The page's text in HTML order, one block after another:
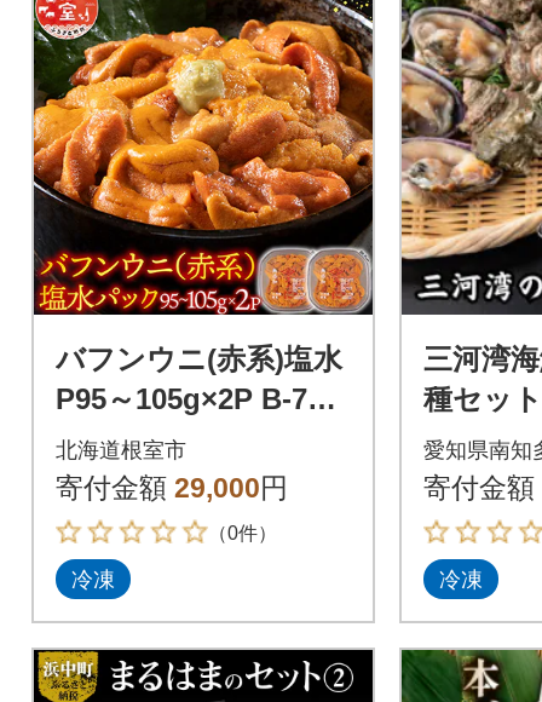
バフンウニ(赤系)塩水
P95～105g×2P B-740
02
北海道根室市
寄付金額 29,000円
（0件）
冷凍
三河湾
種セッ
コ)、大
エ、釜
AS冷凍
愛知県南知
寄付金額
冷凍